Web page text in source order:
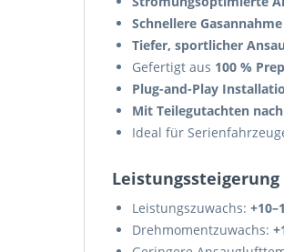
Schnellere Gasannahme
Tiefer, sportlicher
Gefertigt aus 100 %
Plug-and-Play
Mit Teilegutachten nach
Ideal für
Leistungssteigerung
Leistungszuwachs:
Drehmomentzuwachs: